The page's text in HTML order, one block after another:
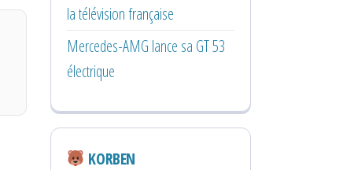
la télévision française
Mercedes-AMG lance sa GT 53
électrique
KORBEN